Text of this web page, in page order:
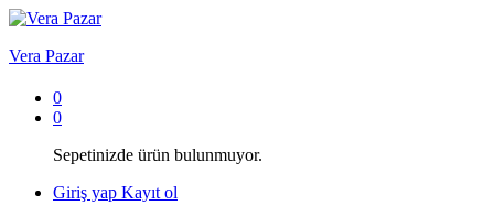
Vera Pazar
0
0
Sepetinizde ürün bulunmuyor.
Giriş yap Kayıt ol